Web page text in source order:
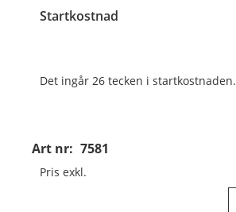
Startkostnad
Art nr: 7581
Det ingår 26 tecken i startkostnaden.
Pris exkl.